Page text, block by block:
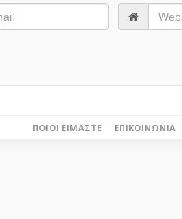
ΠΟΙΟΙ ΕΊΜΑΣΤΕ ΕΠΙΚΟΙΝΩΝΊΑ